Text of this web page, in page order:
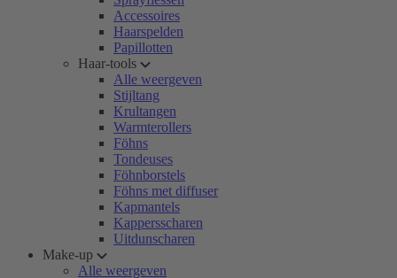
Accessoires
Haarspelden
Papillotten
Haar-tools
Alle weergeven
Stijltang
Krultangen
Warmterollers
Föhns
Tondeuses
Föhnborstels
Föhns met diffuser
Kapmantels
Kappersscharen
Uitdunscharen
Make-up
Alle weergeven